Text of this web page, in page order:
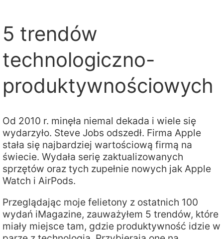
5 trendów
technologiczno-
produktywnościowych
Od 2010 r. minęła niemal dekada i wiele się
wydarzyło. Steve Jobs odszedł. Firma Apple
stała się najbardziej wartościową firmą na
świecie. Wydała serię zaktualizowanych
sprzętów oraz tych zupełnie nowych jak Apple
Watch i AirPods.
Przeglądając moje felietony z ostatnich 100
wydań iMagazine, zauważyłem 5 trendów, które
miały miejsce tam, gdzie produktywność idzie w